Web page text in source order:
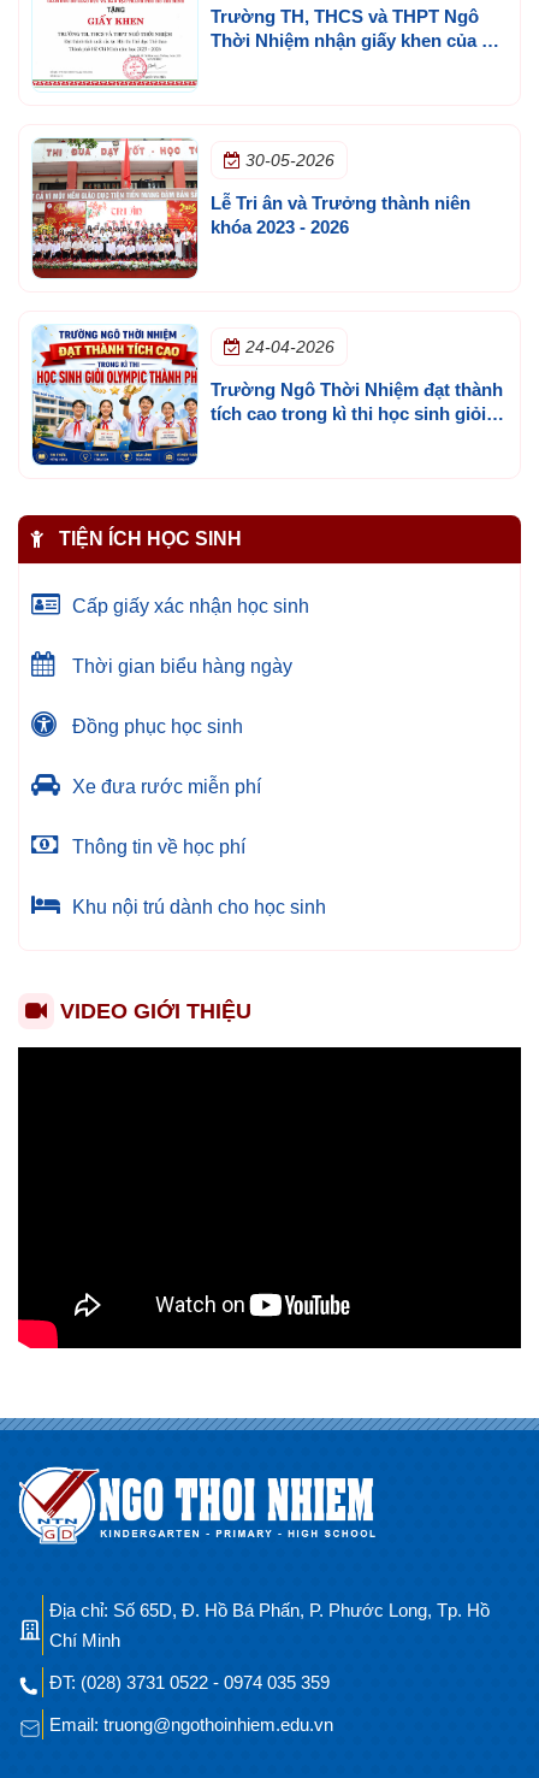
Trường TH, THCS và THPT Ngô
Thời Nhiệm nhận giấy khen của Sở
30-05-2026
Lễ Tri ân và Trưởng thành niên
khóa 2023 - 2026
24-04-2026
Trường Ngô Thời Nhiệm đạt thành
tích cao trong kì thi học sinh giỏi
TIỆN ÍCH HỌC SINH
Cấp giấy xác nhận học sinh
Thời gian biểu hàng ngày
Đồng phục học sinh
Xe đưa rước miễn phí
Thông tin về học phí
Khu nội trú dành cho học sinh
VIDEO GIỚI THIỆU
Địa chỉ: Số 65D, Đ. Hồ Bá Phấn, P. Phước Long, Tp. Hồ
Chí Minh
ĐT: (028) 3731 0522 - 0974 035 359
Email: truong@ngothoinhiem.edu.vn